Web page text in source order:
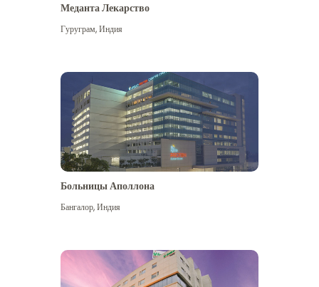
Посмотреть больше
Меданта Лекарство
Гуруграм,Индия
Больницы Аполлона
Бангалор,Индия